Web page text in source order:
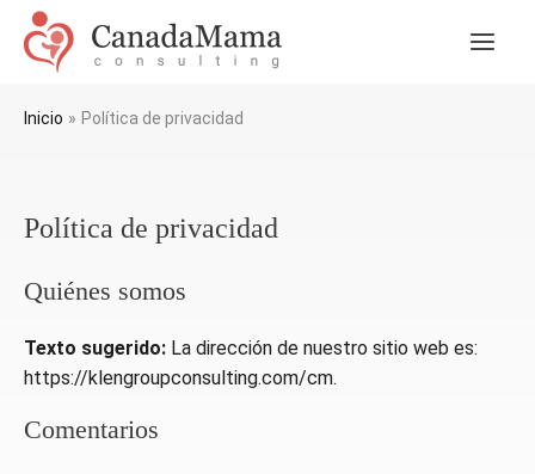
contenido
Inicio Política de privacidad
Política de privacidad
Quiénes somos
Texto sugerido: La dirección de nuestro sitio web es:
https://klengroupconsulting.com/cm.
Comentarios